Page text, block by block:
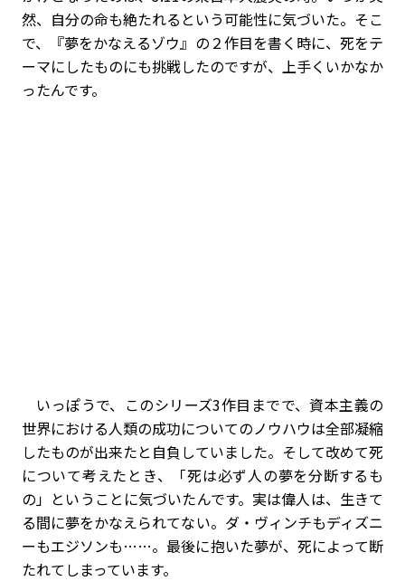
然、自分の命も絶たれるという可能性に気づいた。そこ
で、『夢をかなえるゾウ』の２作目を書く時に、死をテ
ーマにしたものにも挑戦したのですが、上手くいかなか
ったんです。
いっぽうで、このシリーズ3作目までで、資本主義の
世界における人類の成功についてのノウハウは全部凝縮
したものが出来たと自負していました。そして改めて死
について考えたとき、「死は必ず人の夢を分断するも
の」ということに気づいたんです。実は偉人は、生きて
る間に夢をかなえられてない。ダ・ヴィンチもディズニ
ーもエジソンも……。最後に抱いた夢が、死によって断
たれてしまっています。